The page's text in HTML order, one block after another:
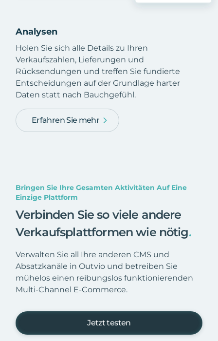
Analysen
Holen Sie sich alle Details zu Ihren
Verkaufszahlen, Lieferungen und
Rücksendungen und treffen Sie fundierte
Entscheidungen auf der Grundlage harter
Daten statt nach Bauchgefühl.
Erfahren Sie mehr
Bringen Sie Ihre Gesamten Aktivitäten Auf Eine
Einzige Plattform
Verbinden Sie so viele andere
Verkaufsplattformen wie nötig.
Verwalten Sie all Ihre anderen CMS und
Absatzkanäle in Outvio und betreiben Sie
mühelos einen reibungslos funktionierenden
Multi-Channel E-Commerce.
Jetzt testen